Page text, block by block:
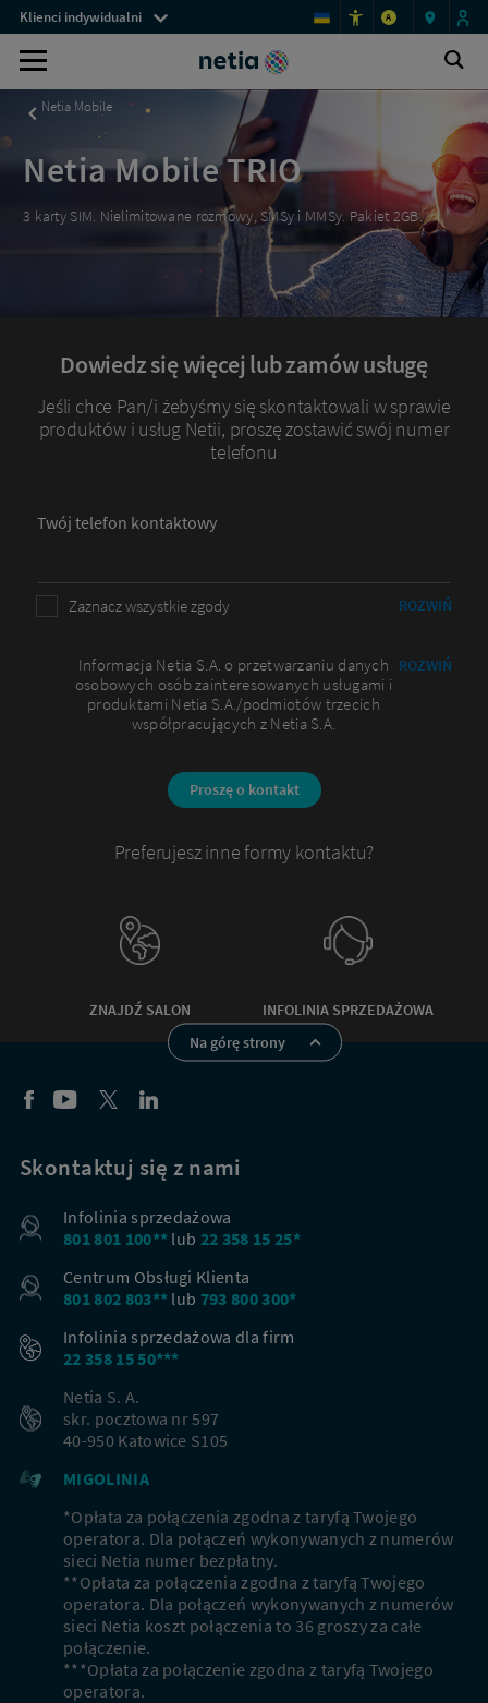
Netia
Mobile
TRIO
Netia
Menu
przestrzeni
klienckich
Klienci indywidualni A
Logo
Netia,
przejdź
do
strony
głównej
Wyszukiwarka
Netia Mobile
Netia Mobile TRIO
3 karty SIM. Nielimitowane rozmowy, SMSy i MMSy. Pakiet 2GB.
Dowiedz się więcej lub zamów usługę
Jeśli chce Pan/i żebyśmy się skontaktowali w sprawie
produktów i usług Netii, proszę zostawić swój numer
telefonu
Twój telefon kontaktowy
Zaznacz wszystkie zgody ROZWIŃ
Informacja Netia S.A. o przetwarzaniu danych
osobowych osób zainteresowanych usługami i
produktami Netia S.A./podmiotów trzecich
współpracujących z Netia S.A.
ROZWIŃ
Proszę o kontakt
Preferujesz inne formy kontaktu?
ZNAJDŹ SALON
INFOLINIA SPRZEDAŻOWA
Na górę strony
Skontaktuj się z nami
Infolinia sprzedażowa
801 801 100** lub 22 358 15 25*
Centrum Obsługi Klienta
801 802 803** lub 793 800 300*
Infolinia sprzedażowa dla firm
22 358 15 50***
Netia S. A.
skr. pocztowa nr 597
40-950 Katowice S105
MIGOLINIA
*Opłata za połączenia zgodna z taryfą Twojego
operatora. Dla połączeń wykonywanych z numerów
sieci Netia numer bezpłatny.
**Opłata za połączenia zgodna z taryfą Twojego
operatora. Dla połączeń wykonywanych z numerów
sieci Netia koszt połączenia to 36 groszy za całe
połączenie.
***Opłata za połączenie zgodna z taryfą Twojego
operatora.